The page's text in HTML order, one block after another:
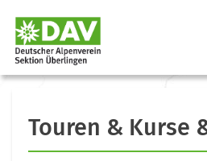
Touren & Kurse